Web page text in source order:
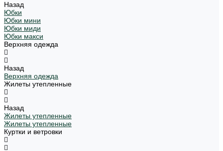
Назад
Юбки
Юбки мини
Юбки миди
Юбки макси
Верхняя одежда
Назад
Верхняя одежда
Жилеты утепленные
Назад
Жилеты утепленные
Жилеты утепленные
Куртки и ветровки